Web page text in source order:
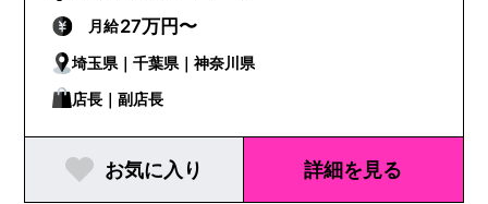
月給27万円〜
埼玉県｜千葉県｜神奈川県
店長｜副店長
お気に入り 詳細を見る